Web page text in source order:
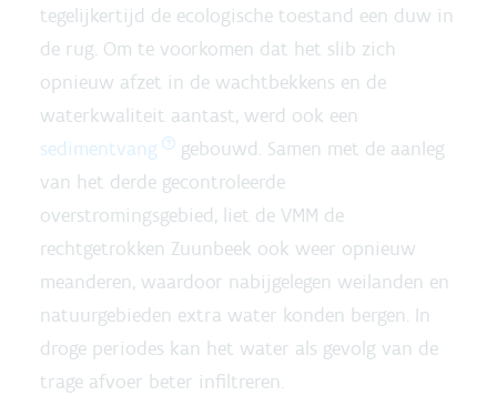
tegelijkertijd de ecologische toestand een duw in
de rug. Om te voorkomen dat het slib zich
opnieuw afzet in de wachtbekkens en de
waterkwaliteit aantast, werd ook een
sedimentvang
gebouwd. Samen met de aanleg
van het derde gecontroleerde
overstromingsgebied, liet de VMM de
rechtgetrokken Zuunbeek ook weer opnieuw
meanderen, waardoor nabijgelegen weilanden en
natuurgebieden extra water konden bergen. In
droge periodes kan het water als gevolg van de
trage afvoer beter infiltreren.